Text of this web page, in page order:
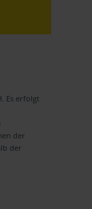
Es erfolgt
der
der